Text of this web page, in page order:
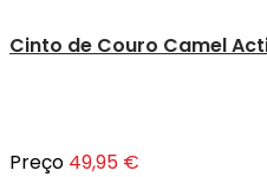
Cinto de Couro Camel
Preço 49,95 €